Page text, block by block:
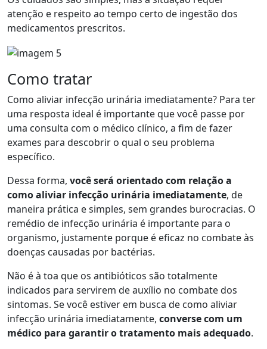
atenção e respeito ao tempo certo de ingestão dos
medicamentos prescritos.
Como tratar
Como aliviar infecção urinária imediatamente? Para ter
uma resposta ideal é importante que você passe por
uma consulta com o médico clínico, a fim de fazer
exames para descobrir o qual o seu problema
específico.
Dessa forma, você será orientado com relação a
como aliviar infecção urinária imediatamente, de
maneira prática e simples, sem grandes burocracias. O
remédio de infecção urinária é importante para o
organismo, justamente porque é eficaz no combate às
doenças causadas por bactérias.
Não é à toa que os antibióticos são totalmente
indicados para servirem de auxílio no combate dos
sintomas. Se você estiver em busca de como aliviar
infecção urinária imediatamente, converse com um
médico para garantir o tratamento mais adequado.